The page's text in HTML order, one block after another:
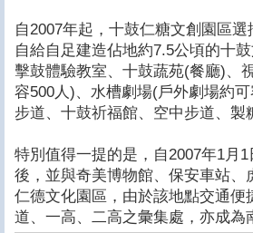
自2007年起，十鼓仁糖文創園區
自給自足建造佔地約7.5公頃的十
擊鼓體驗教室、十鼓蔬苑(餐廳)、
容500人)、水槽劇場(戶外劇場約
步道、十鼓祈福館、空中步道、製
特別值得一提的是，自2007年1月
後，並與奇美博物館、保安車站
仁德文化園區，由於該地點交通
道、一高、二高之彙集處，亦成為